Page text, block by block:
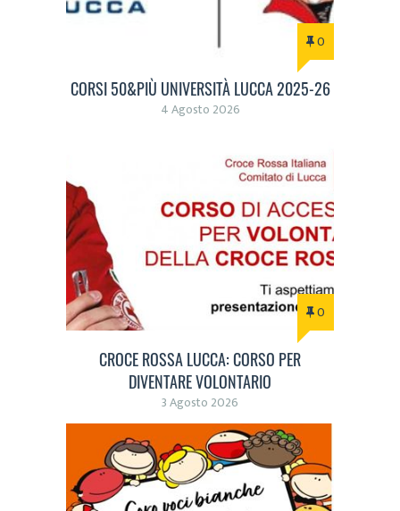
0
CORSI 50&PIÙ UNIVERSITÀ LUCCA 2025-26
4 Agosto 2026
0
CROCE ROSSA LUCCA: CORSO PER
DIVENTARE VOLONTARIO
3 Agosto 2026